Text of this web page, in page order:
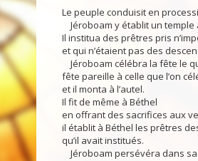
Le peuple conduisit en
Jéroboam y établit un
Il institua des prêtres pris
et qui n’étaient pas des
Jéroboam célébra la fête le
fête pareille à celle que l’on
et il monta à l’autel.
Il fit de même à Béthel
en offrant des sacrifices aux
il établit à Béthel les prêtres
qu’il avait institués.
Jéroboam persévéra dans